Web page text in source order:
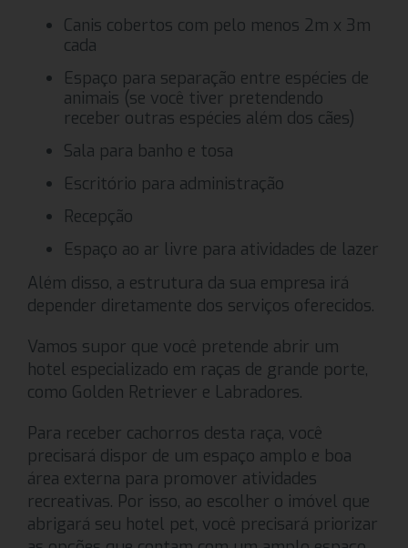
Canis cobertos com pelo menos 2m x 3m
cada
Espaço para separação entre espécies de
animais (se você tiver pretendendo
receber outras espécies além dos cães)
Sala para banho e tosa
Escritório para administração
Recepção
Espaço ao ar livre para atividades de lazer
Além disso, a estrutura da sua empresa irá
depender diretamente dos serviços oferecidos.
Vamos supor que você pretende abrir um
hotel especializado em raças de grande porte,
como Golden Retriever e Labradores.
Para receber cachorros desta raça, você
precisará dispor de um espaço amplo e boa
área externa para promover atividades
recreativas. Por isso, ao escolher o imóvel que
abrigará seu hotel pet, você precisará priorizar